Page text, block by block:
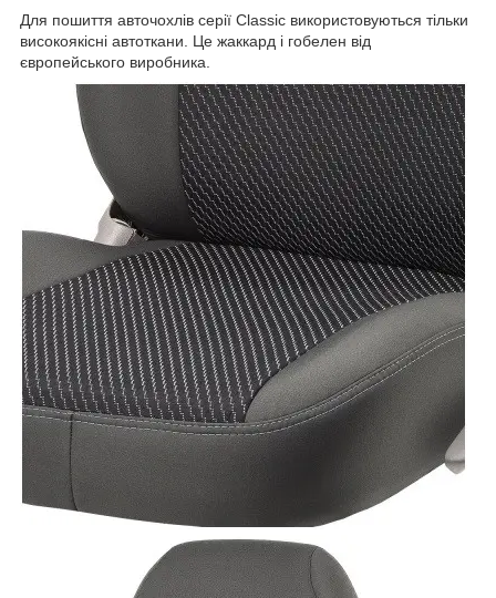
Для пошиття авточохлів серії Classic використовуються тільки
високоякісні автоткани. Це жаккард і гобелен від
європейського виробника.